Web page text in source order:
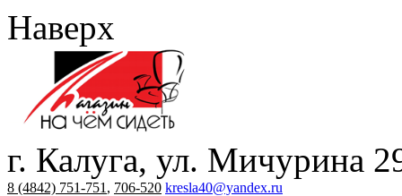
Наверх
г. Калуга, ул. Мичурина
8 (4842) 751-751 , 706-520 kresla40@yandex.ru